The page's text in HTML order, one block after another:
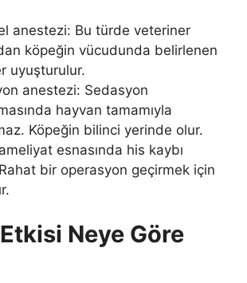
anestezi: Bu türde veteriner
köpeğin vücudunda belirlenen
uyuşturulur.
anestezi: Sedasyon
hayvan tamamıyla
Köpeğin bilinci yerinde olur.
esnasında his kaybı
bir operasyon geçirmek için
Neye Göre